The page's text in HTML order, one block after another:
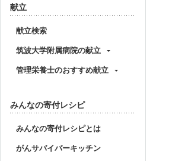
献立
献立検索
筑波大学附属病院の献立
管理栄養士のおすすめ献立
みんなの寄付レシピ
みんなの寄付レシピとは
がんサバイバーキッチン